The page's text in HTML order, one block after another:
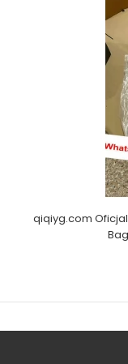
qiqiyg.com